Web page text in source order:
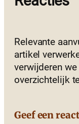
Relevante
artikel
verwijderen
overzichtelijk
Geef een